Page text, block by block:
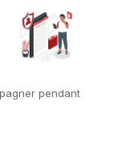
et
une start-up
montagne et
premier
CE (TÜV